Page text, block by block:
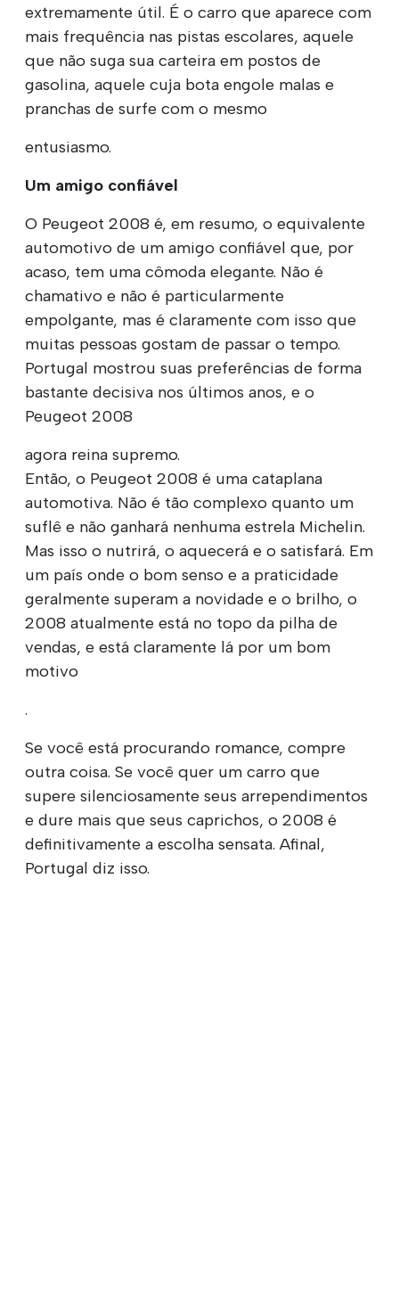
extremamente útil. É o carro que aparece com
mais frequência nas pistas escolares, aquele
que não suga sua carteira em postos de
gasolina, aquele cuja bota engole malas e
pranchas de surfe com o mesmo
entusiasmo.
Um amigo confiável
O Peugeot 2008 é, em resumo, o equivalente
automotivo de um amigo confiável que, por
acaso, tem uma cômoda elegante. Não é
chamativo e não é particularmente
empolgante, mas é claramente com isso que
muitas pessoas gostam de passar o tempo.
Portugal mostrou suas preferências de forma
bastante decisiva nos últimos anos, e o
Peugeot 2008
agora reina supremo.
Então, o Peugeot 2008 é uma cataplana
automotiva. Não é tão complexo quanto um
suflê e não ganhará nenhuma estrela Michelin.
Mas isso o nutrirá, o aquecerá e o satisfará. Em
um país onde o bom senso e a praticidade
geralmente superam a novidade e o brilho, o
2008 atualmente está no topo da pilha de
vendas, e está claramente lá por um bom
motivo
.
Se você está procurando romance, compre
outra coisa. Se você quer um carro que
supere silenciosamente seus arrependimentos
e dure mais que seus caprichos, o 2008 é
definitivamente a escolha sensata. Afinal,
Portugal diz isso.